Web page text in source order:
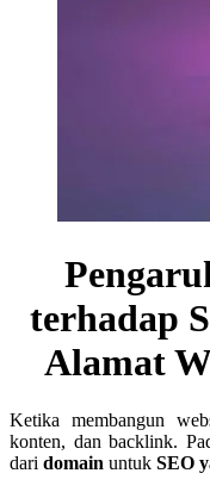
terhadap
Alamat
Ketika membangun
konten, dan backlink.
dari domain untuk SEO